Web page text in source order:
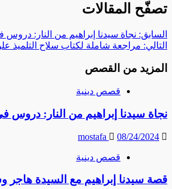
تصفّح المقالات
السابق: نجاة سيدنا إبراهيم من النار: دروس
التالي: مراجعة شاملة لكتاب سلاح التلميذ علوم
المزيد من القصص
قصص دينية
نجاة سيدنا إبراهيم من النار: دروس
mostafa 08/24/2024
قصص دينية
قصة سيدنا إبراهيم مع السيدة هاجر